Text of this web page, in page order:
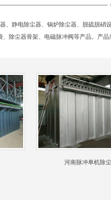
、静电除尘器、锅炉除尘器、脱硫脱
、除尘器骨架、电磁脉冲阀等产品。产
河南脉冲单机除尘器